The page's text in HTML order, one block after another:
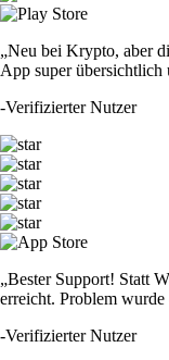
„Neu bei Krypto, aber
App super übersichtlich
-Verifizierter Nutzer
„Bester Support! Statt
erreicht. Problem
-Verifizierter Nutzer